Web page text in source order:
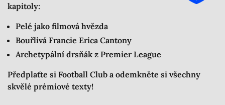
kapitoly:
Pelé jako filmová hvězda
Bouřlivá Francie Erica Cantony
Archetypální drsňák z Premier League
Předplaťte si Football Club a odemkněte si všechny
skvělé prémiové texty!